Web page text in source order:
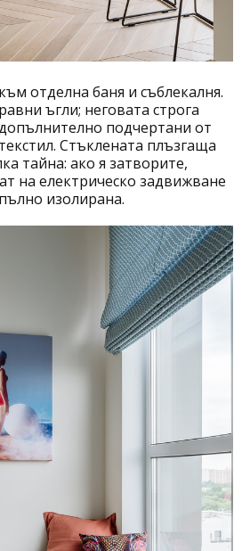
отделна баня и съблекалня.
ъгли; неговата строга
подчертани от
Стъклената плъзгаща
тайна: ако я затворите,
на електрическо задвижване
изолирана.